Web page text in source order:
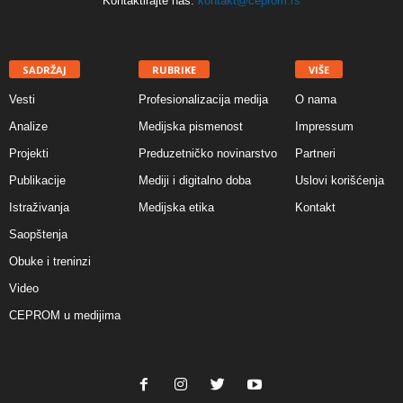
SADRŽAJ
Vesti
Analize
Projekti
Publikacije
Istraživanja
Saopštenja
Obuke i treninzi
Video
CEPROM u medijima
RUBRIKE
Profesionalizacija medija
Medijska pismenost
Preduzetničko novinarstvo
Mediji i digitalno doba
Medijska etika
VIŠE
O nama
Impressum
Partneri
Uslovi korišćenja
Kontakt